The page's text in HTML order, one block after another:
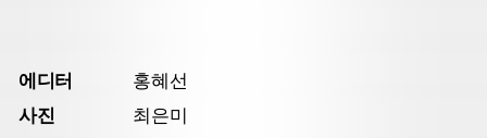
에디터
홍혜선
사진
최은미